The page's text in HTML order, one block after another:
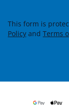
This form is
Policy and Terms